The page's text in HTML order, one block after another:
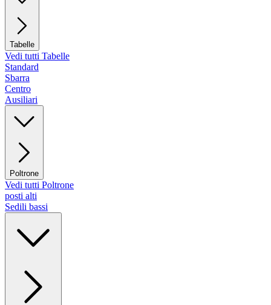
Tabelle
Vedi tutti Tabelle
Standard
Sbarra
Centro
Ausiliari
Poltrone
Vedi tutti Poltrone
posti alti
Sedili bassi